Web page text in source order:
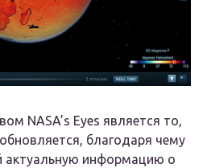
NASA’s Eyes является то,
благодаря чему
информацию о